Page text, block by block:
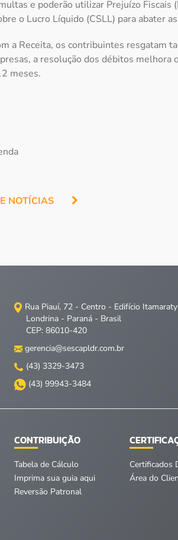
e poderão utilizar Prejuízo Fiscais
o Lucro Líquido (CSLL) para abater
a Receita, os contribuintes resgatam
a resolução dos débitos melhora
meses.
NOTÍCIAS
Rua Piauí, 72 - Centro - Edifício
Londrina - Paraná - Brasil
CEP: 86010-420
gerencia@sescapldr.com.br
(43) 3329-3473
(43) 99943-3484
CONTRIBUIÇÃO
Tabela de Cálculo
Imprima sua guia aqui
Reversão Patronal
Certificados
Área do